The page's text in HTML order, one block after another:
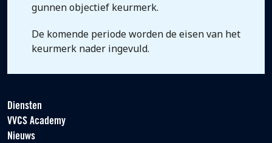
gunnen objectief keurmerk.
De komende periode worden de eisen van het
keurmerk nader ingevuld.
Diensten
VVCS Academy
Nieuws